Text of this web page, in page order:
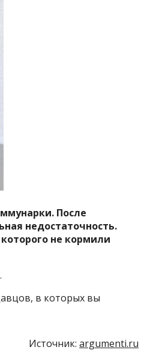
После
недостаточность.
не кормили
в которых вы
Источник: argumenti.ru